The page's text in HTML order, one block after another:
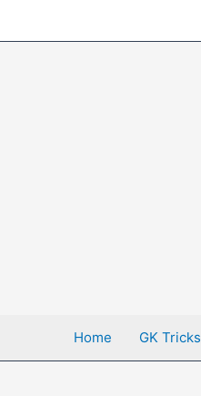
Home GK Tricks